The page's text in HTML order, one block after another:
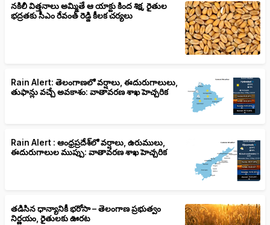
నకిలీ విత్తనాలు అమ్మితే ఆ యాక్టు కింద శిక్ష, రైతుల
భద్రతకు సీఎం రేవంత్ రెడ్డి కీలక చర్యలు
Rain Alert: తెలంగాణలో వర్షాలు, ఈదురుగాలులు,
తుఫాన్లు వచ్చే అవకాశం: వాతావరణ శాఖ హెచ్చరిక
Rain Alert : ఆంధ్రప్రదేశ్‌లో వర్షాలు, ఉరుములు,
ఈదురుగాలుల ముప్పు: వాతావరణ శాఖ హెచ్చరిక
తడిసిన ధాన్యానికీ భరోసా – తెలంగాణ ప్రభుత్వం
నిర్ణయం, రైతులకు ఊరట